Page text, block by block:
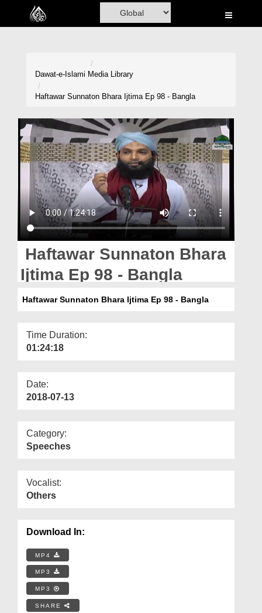
Home
Volunteer Portal
Rohani Ilaj
Donation
Magazine
Dawat-e-Islami Media Library
Haftawar Sunnaton Bhara Ijtima Ep 98 - Bangla
Haftawar Sunnaton Bhara
Ijtima Ep 98 - Bangla
Haftawar Sunnaton Bhara Ijtima Ep 98 - Bangla
Time Duration:
01:24:18
Date:
2018-07-13
Category:
Speeches
Vocalist:
Others
Download In:
MP4
MP3
MP3
SHARE